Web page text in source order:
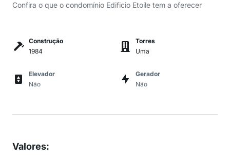
Confira o que o condomínio Edificio Etoile tem a oferecer
Construção
1984
Torres
Uma
Elevador
Não
Gerador
Não
Valores: